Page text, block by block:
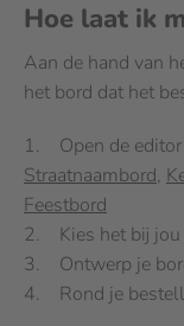
Hoe laat ik
Aan de hand van
het bord dat het
1. Open de editor
Straatnaambord,
Feestbord
2. Kies het bij jou
3. Ontwerp je
4. Rond je